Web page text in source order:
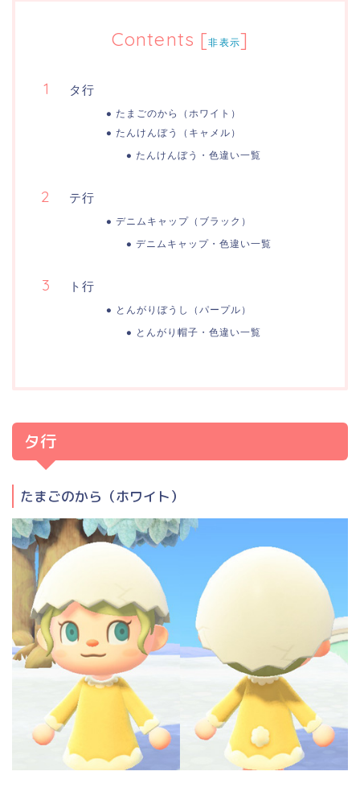
Contents [非表示]
タ行
たまごのから（ホワイト）
たんけんぼう（キャメル）
たんけんぼう・色違い一覧
テ行
デニムキャップ（ブラック）
デニムキャップ・色違い一覧
ト行
とんがりぼうし（パープル）
とんがり帽子・色違い一覧
タ行
たまごのから（ホワイト）